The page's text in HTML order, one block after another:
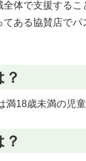
体で支援するこ
てある協賛店で
満18歳未満の児